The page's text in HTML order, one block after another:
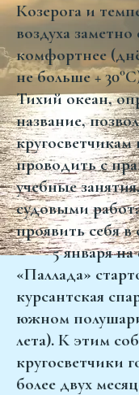
Козерога и
воздуха заметно
комфортнее
не больше +
Тихий океан,
название,
проводить с
учебные
судовыми
проявить себя в
5 января на
«Паллада»
курсантская
южном
лета). К этим
кругосветчики
более двух